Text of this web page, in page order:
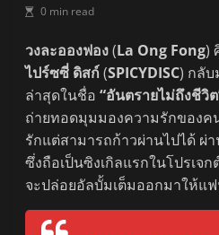
0 min read
วงละอองฟอง(La Ong Fong)
ไปร์ซซี่ ดิสก์(SPICYDISC) กลับ
ล่าสุดในชื่อ“อันตรายไม่ถึงชีวิ
ถ่ายทอดมุมมองความรักของค
รักแต่สามารถก้าวผ่านไปได้
ซึ่งถือเป็นซิงเกิลแรกในโปรเจ
จะปล่อยอัลบั้มเต็มออกมาให้แ